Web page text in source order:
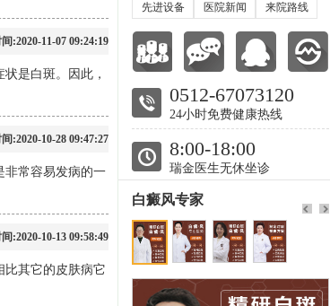
间:2020-11-07 09:24:19
是白斑。因此，
间:2020-10-28 09:47:27
非常容易发病的一
间:2020-10-13 09:58:49
比其它的皮肤病它
先进设备 医院新闻 来院路线
0512-67073120
24小时免费健康热线
8:00-18:00
瑞金医生无休坐诊
白癜风专家